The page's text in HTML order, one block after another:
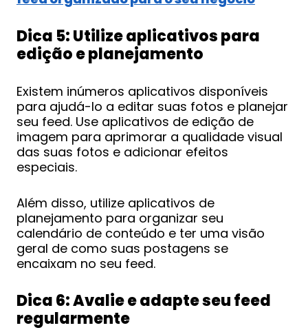
Dica 5: Utilize aplicativos para
edição e planejamento
Existem inúmeros aplicativos disponíveis
para ajudá-lo a editar suas fotos e planejar
seu feed. Use aplicativos de edição de
imagem para aprimorar a qualidade visual
das suas fotos e adicionar efeitos
especiais.
Além disso, utilize aplicativos de
planejamento para organizar seu
calendário de conteúdo e ter uma visão
geral de como suas postagens se
encaixam no seu feed.
Dica 6: Avalie e adapte seu feed
regularmente